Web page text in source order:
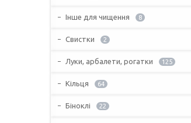
Інше для чищення 8
Свистки 2
Луки, арбалети, рогатки 125
Кільця 64
Біноклі 22